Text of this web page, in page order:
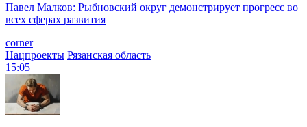
Павел Малков: Рыбновский округ демонстрирует прогресс во
всех сферах развития
corner
Нацпроекты Рязанская область
15:05